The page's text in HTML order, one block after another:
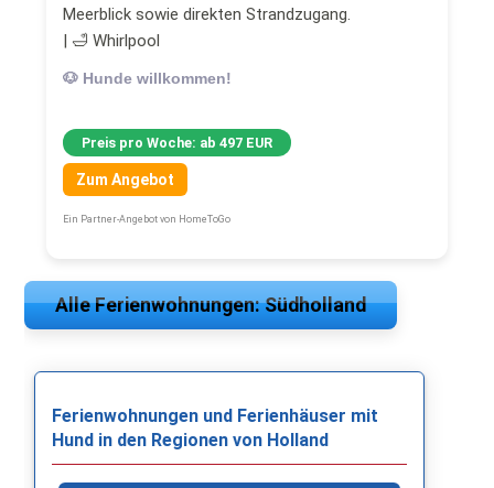
Meerblick sowie direkten Strandzugang.
| 🛁 Whirlpool
🐶 Hunde willkommen!
Preis pro Woche: ab 497 EUR
Zum Angebot
Ein Partner-Angebot von HomeToGo
Alle Ferienwohnungen: Südholland
Ferienwohnungen und Ferienhäuser mit
Hund in den Regionen von Holland